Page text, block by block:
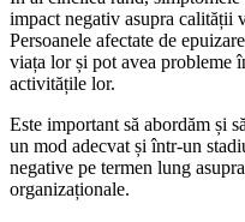
impact negativ asupra calității
Persoanele afectate de
viața lor și pot avea probleme
activitățile lor.
Este important să abordăm și
un mod adecvat și într-un
negative pe termen lung
organizaționale.